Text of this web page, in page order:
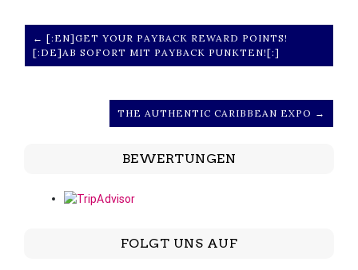
← [:EN]GET YOUR PAYBACK REWARD POINTS!
[:DE]AB SOFORT MIT PAYBACK PUNKTEN![:]
THE AUTHENTIC CARIBBEAN EXPO →
BEWERTUNGEN
FOLGT UNS AUF